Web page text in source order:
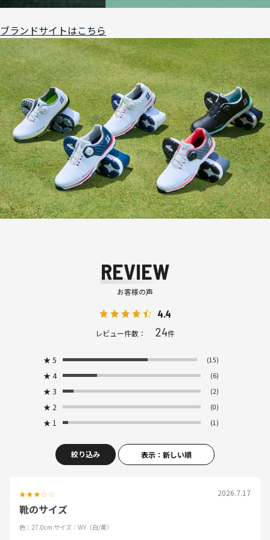
ブランドサイトはこちら
REVIEW
お客様の声
4.4
レビュー件数： 24件
★ 5 (15)
★ 4 (6)
★ 3 (2)
★ 2 (0)
★ 1 (1)
絞り込み 表示：新しい順
2026.7.17
靴のサイズ
色：27.0cm サイズ：WY（白/黄）